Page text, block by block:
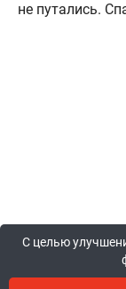
не путались.
С целью